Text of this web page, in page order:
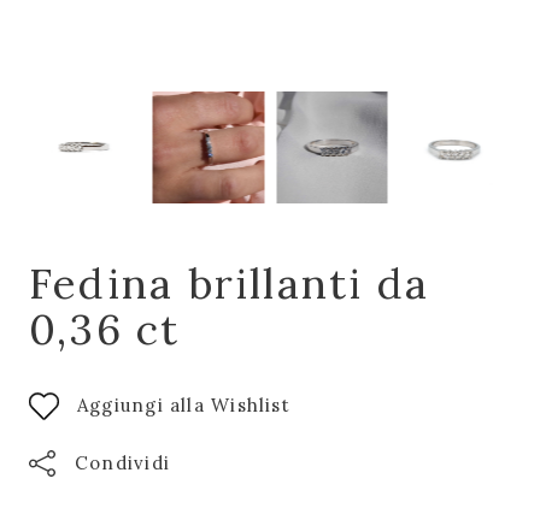
Fedina brillanti da
0,36 ct
Aggiungi alla Wishlist
Condividi